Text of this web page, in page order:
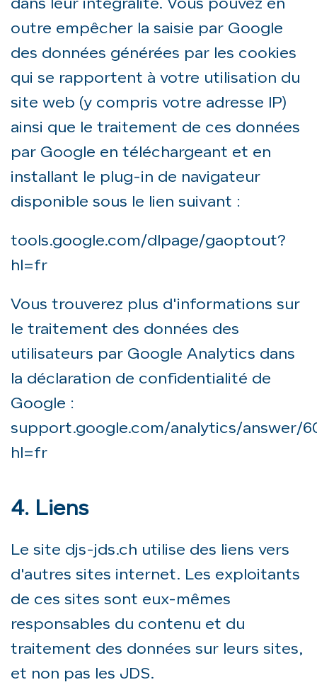
dans leur intégralité. Vous pouvez en
outre empêcher la saisie par Google
des données générées par les cookies
qui se rapportent à votre utilisation du
site web (y compris votre adresse IP)
ainsi que le traitement de ces données
par Google en téléchargeant et en
installant le plug-in de navigateur
disponible sous le lien suivant :
tools.google.com/dlpage/gaoptout?
hl=fr
Vous trouverez plus d'informations sur
le traitement des données des
utilisateurs par Google Analytics dans
la déclaration de confidentialité de
Google :
support.google.com/analytics/answer/
hl=fr
4. Liens
Le site djs-jds.ch utilise des liens vers
d'autres sites internet. Les exploitants
de ces sites sont eux-mêmes
responsables du contenu et du
traitement des données sur leurs sites,
et non pas les JDS.